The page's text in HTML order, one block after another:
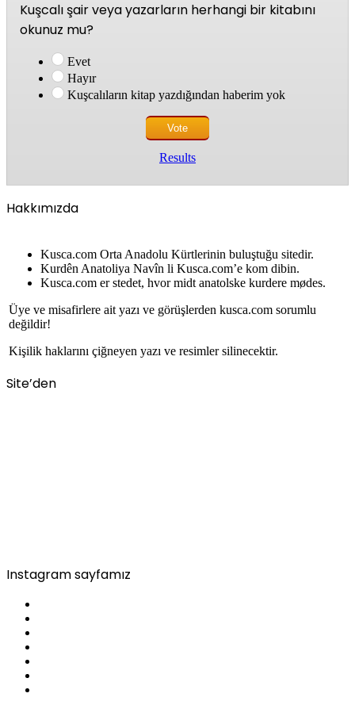
Kuşcalı şair veya yazarların herhangi bir kitabını
okunuz mu?
Evet
Hayır
Kuşcalıların kitap yazdığından haberim yok
Results
Hakkımızda
Kusca.com Orta Anadolu Kürtlerinin buluştuğu sitedir.
Kurdên Anatoliya Navîn li Kusca.com’e kom dibin.
Kusca.com er stedet, hvor midt anatolske kurdere mødes.
Üye ve misafirlere ait yazı ve görüşlerden kusca.com sorumlu
değildir!
Kişilik haklarını çiğneyen yazı ve resimler silinecektir.
Site’den
Instagram sayfamız